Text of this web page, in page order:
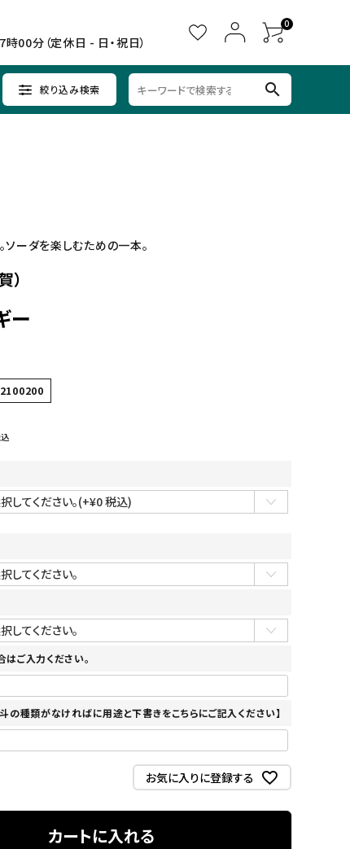
00分（定休日 - 日・祝日）
0
絞り込み検索 search
ソーダを楽しむための一本。
）
ー
ご入力ください。
の種類がなければに用途と下書きをこちらにご記入ください】
お気に入りに登録する
カートに入れる